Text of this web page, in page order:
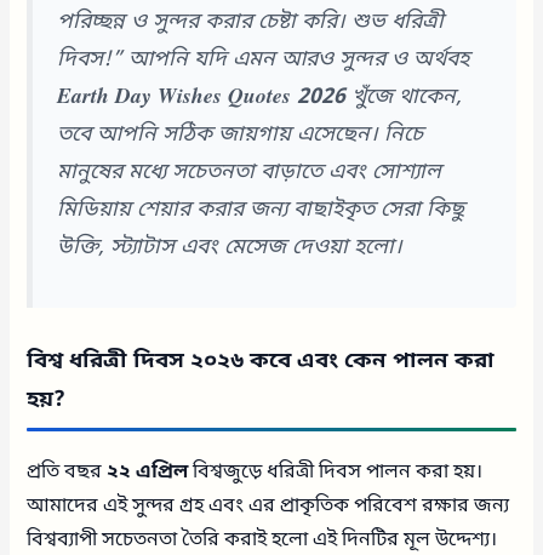
পরিচ্ছন্ন ও সুন্দর করার চেষ্টা করি। শুভ ধরিত্রী
দিবস!”আপনি যদি এমন আরও সুন্দর ও অর্থবহ
Earth Day Wishes Quotes 2026খুঁজে থাকেন,
তবে আপনি সঠিক জায়গায় এসেছেন। নিচে
মানুষের মধ্যে সচেতনতা বাড়াতে এবং সোশ্যাল
মিডিয়ায় শেয়ার করার জন্য বাছাইকৃত সেরা কিছু
উক্তি, স্ট্যাটাস এবং মেসেজ দেওয়া হলো।
বিশ্ব ধরিত্রী দিবস ২০২৬ কবে এবং কেন পালন করা
হয়?
প্রতি বছর ২২ এপ্রিলবিশ্বজুড়ে ধরিত্রী দিবস পালন করা হয়।
আমাদের এই সুন্দর গ্রহ এবং এর প্রাকৃতিক পরিবেশ রক্ষার জন্য
বিশ্বব্যাপী সচেতনতা তৈরি করাই হলো এই দিনটির মূল উদ্দেশ্য।